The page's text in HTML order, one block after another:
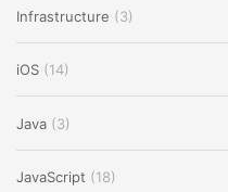
Infrastructure (3)
iOS (14)
Java (3)
JavaScript (18)